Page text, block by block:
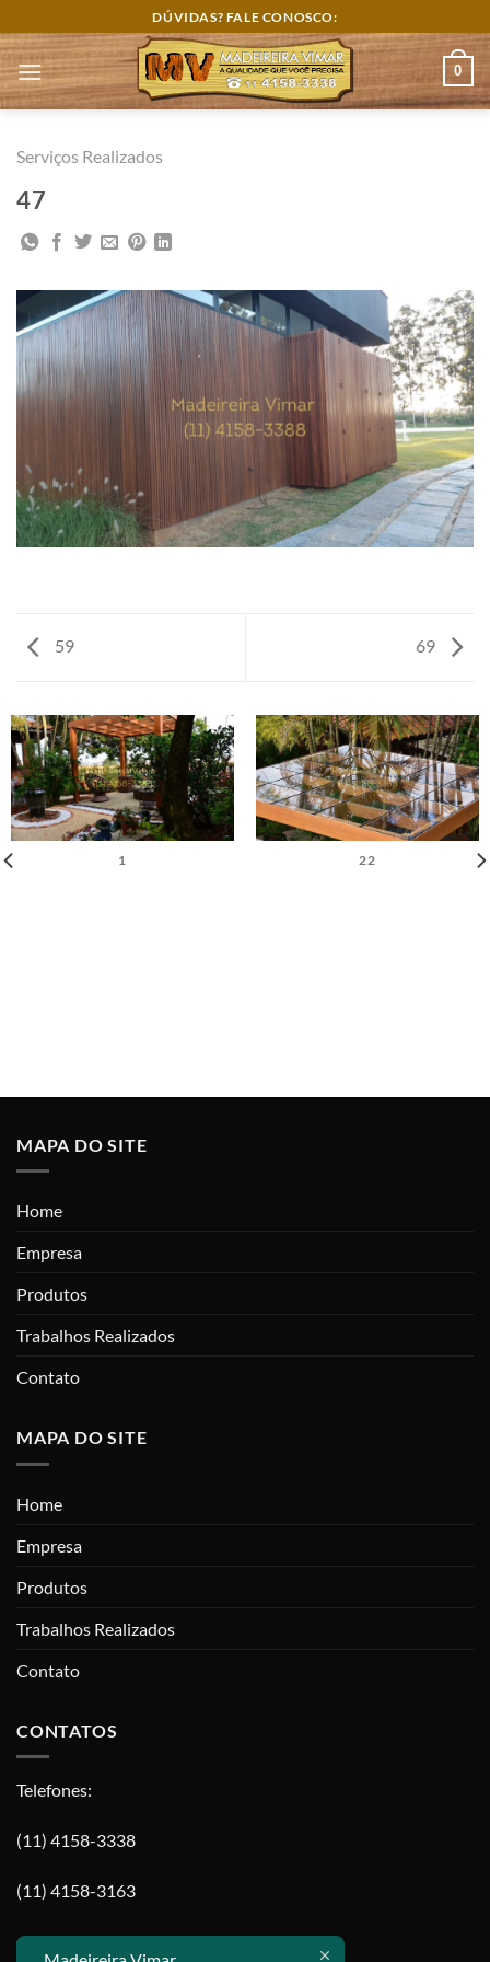
to
content
DÚVIDAS? FALE CONOSCO:
0
Serviços Realizados
47
59 69
1 22
MAPA DO SITE
Home
Empresa
Produtos
Trabalhos Realizados
Contato
MAPA DO SITE
Home
Empresa
Produtos
Trabalhos Realizados
Contato
CONTATOS
Telefones:
(11) 4158-3338
(11) 4158-3163
contato@madeireiravimar.com.br